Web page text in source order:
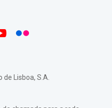
Lisboa, S.A.